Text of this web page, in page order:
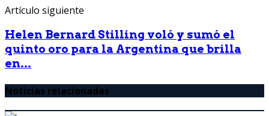
Artículo siguiente
Helen Bernard Stilling voló y sumó el
quinto oro para la Argentina que brilla
en...
Noticias relacionadas